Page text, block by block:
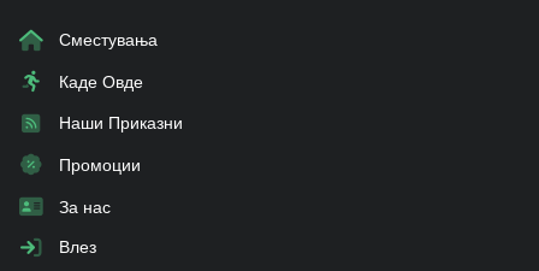
Сместувања
Каде Овде
Наши Приказни
Промоции
За нас
Влез